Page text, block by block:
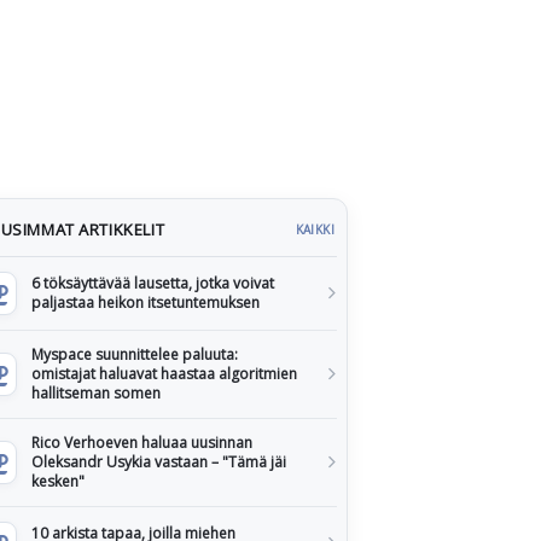
ARTIKKELIT KAIKKI
6 töksäyttävää lausetta, jotka voivat
paljastaa heikon itsetuntemuksen
Myspace suunnittelee paluuta:
omistajat haluavat haastaa algoritmien
hallitseman somen
Rico Verhoeven haluaa uusinnan
Oleksandr Usykia vastaan – "Tämä jäi
kesken"
10 arkista tapaa, joilla miehen